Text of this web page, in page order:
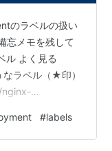
のラベルの扱い
忘メモを残して
ル よく見る
ラベル（★印）
nginx-
ス
#labels